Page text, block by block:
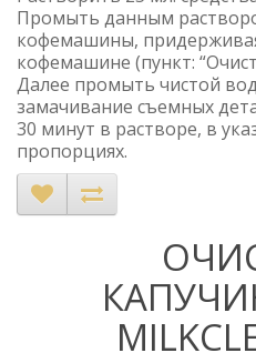
Промыть данным
кофемашины,
кофемашине (пункт:
Далее промыть чистой
замачивание съемных
30 минут в растворе, в
пропорциях.